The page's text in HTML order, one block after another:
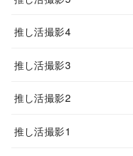
推し活撮影4
推し活撮影3
推し活撮影2
推し活撮影1